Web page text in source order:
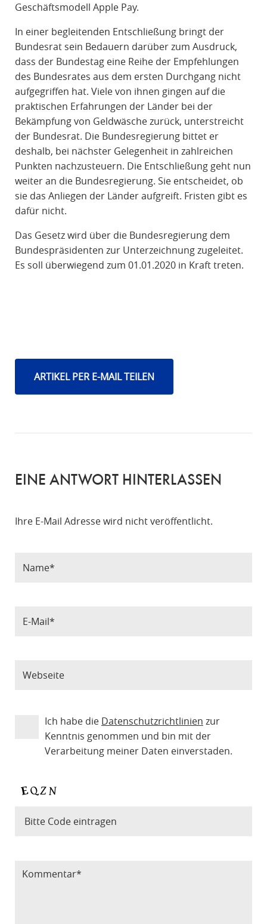
Geschäftsmodell Apple Pay.
In einer begleitenden Entschließung bringt der
Bundesrat sein Bedauern darüber zum Ausdruck,
dass der Bundestag eine Reihe der Empfehlungen
des Bundesrates aus dem ersten Durchgang nicht
aufgegriffen hat. Viele von ihnen gingen auf die
praktischen Erfahrungen der Länder bei der
Bekämpfung von Geldwäsche zurück, unterstreicht
der Bundesrat. Die Bundesregierung bittet er
deshalb, bei nächster Gelegenheit in zahlreichen
Punkten nachzusteuern. Die Entschließung geht nun
weiter an die Bundesregierung. Sie entscheidet, ob
sie das Anliegen der Länder aufgreift. Fristen gibt es
dafür nicht.
Das Gesetz wird über die Bundesregierung dem
Bundespräsidenten zur Unterzeichnung zugeleitet.
Es soll überwiegend zum 01.01.2020 in Kraft treten.
ARTIKEL PER E-MAIL TEILEN
EINE ANTWORT HINTERLASSEN
Ihre E-Mail Adresse wird nicht veröffentlicht.
Ich habe die Datenschutzrichtlinien zur
Kenntnis genommen und bin mit der
Verarbeitung meiner Daten einverstaden.